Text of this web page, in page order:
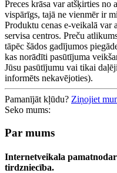
Preces krāsa var atšķirties no
vispārīgs, tajā ne vienmēr ir
Produktu cenas e-veikalā var
servisa centros. Preču
tāpēc šādos gadījumos
kas norādīti pasūtījuma
Jūsu pasūtījumu vai tikai
informēts nekavējoties).
Pamanījāt kļūdu? Ziņojiet
Seko mums:
Par mums
Internetveikala
tirdzniecība.